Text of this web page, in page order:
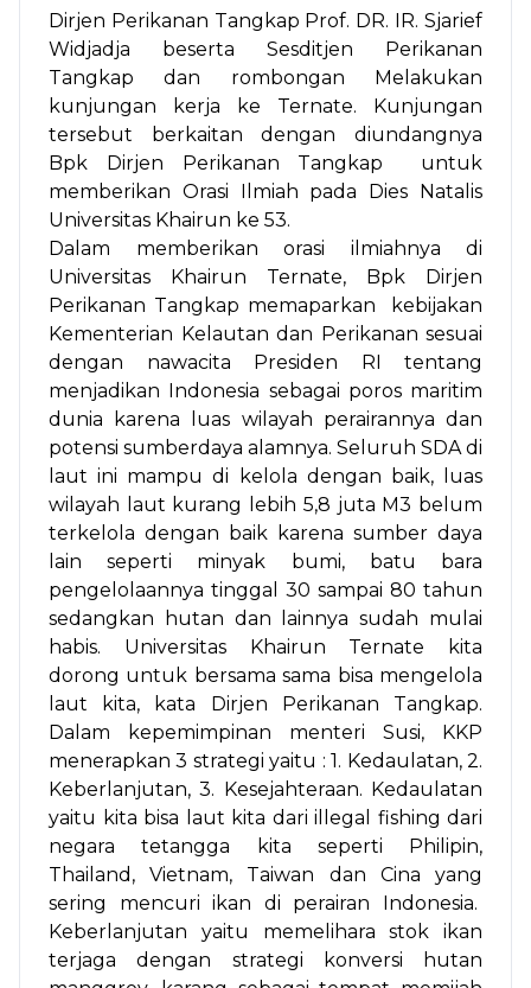
Dirjen Perikanan Tangkap Prof. DR. IR. Sjarief
Widjadja beserta Sesditjen Perikanan
Tangkap dan rombongan Melakukan
kunjungan kerja ke Ternate. Kunjungan
tersebut berkaitan dengan diundangnya
Bpk Dirjen Perikanan Tangkap untuk
memberikan Orasi Ilmiah pada Dies Natalis
Universitas Khairun ke 53.
Dalam memberikan orasi ilmiahnya di
Universitas Khairun Ternate, Bpk Dirjen
Perikanan Tangkap memaparkan kebijakan
Kementerian Kelautan dan Perikanan sesuai
dengan nawacita Presiden RI tentang
menjadikan Indonesia sebagai poros maritim
dunia karena luas wilayah perairannya dan
potensi sumberdaya alamnya. Seluruh SDA di
laut ini mampu di kelola dengan baik, luas
wilayah laut kurang lebih 5,8 juta M3 belum
terkelola dengan baik karena sumber daya
lain seperti minyak bumi, batu bara
pengelolaannya tinggal 30 sampai 80 tahun
sedangkan hutan dan lainnya sudah mulai
habis. Universitas Khairun Ternate kita
dorong untuk bersama sama bisa mengelola
laut kita, kata Dirjen Perikanan Tangkap.
Dalam kepemimpinan menteri Susi, KKP
menerapkan 3 strategi yaitu : 1. Kedaulatan, 2.
Keberlanjutan, 3. Kesejahteraan. Kedaulatan
yaitu kita bisa laut kita dari illegal fishing dari
negara tetangga kita seperti Philipin,
Thailand, Vietnam, Taiwan dan Cina yang
sering mencuri ikan di perairan Indonesia.
Keberlanjutan yaitu memelihara stok ikan
terjaga dengan strategi konversi hutan